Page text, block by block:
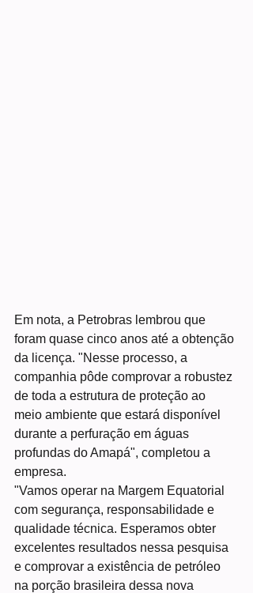
Em nota, a Petrobras lembrou que
foram quase cinco anos até a obtenção
da licença. "Nesse processo, a
companhia pôde comprovar a robustez
de toda a estrutura de proteção ao
meio ambiente que estará disponível
durante a perfuração em águas
profundas do Amapá", completou a
empresa.
"Vamos operar na Margem Equatorial
com segurança, responsabilidade e
qualidade técnica. Esperamos obter
excelentes resultados nessa pesquisa
e comprovar a existência de petróleo
na porção brasileira dessa nova